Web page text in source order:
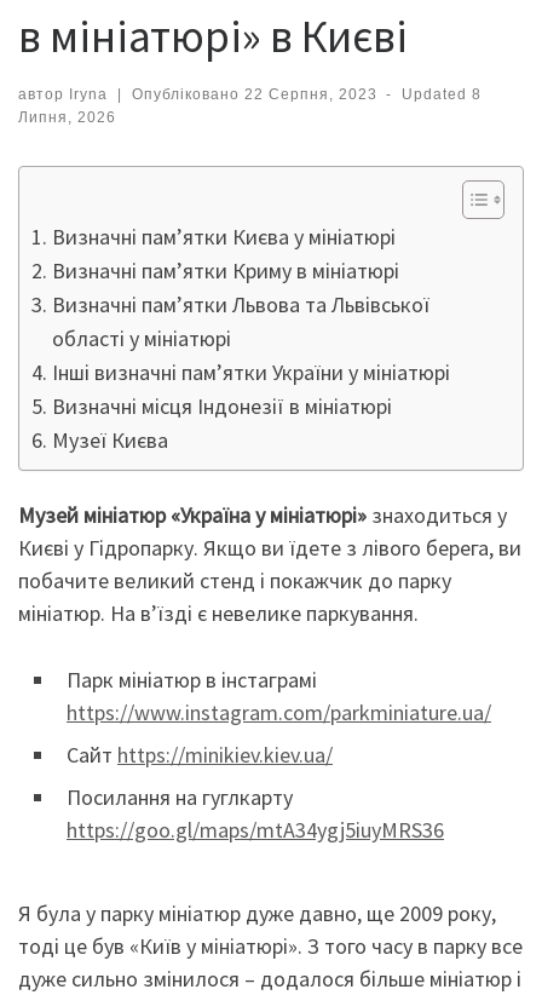
в мініатюрі» в Києві
автор Iryna Опубліковано 22 Серпня, 2023 - Updated8
Липня, 2026
Визначні пам’ятки Києва у мініатюрі
Визначні пам’ятки Криму в мініатюрі
Визначні пам’ятки Львова та Львівської
області у мініатюрі
Інші визначні пам’ятки України у мініатюрі
Визначні місця Індонезії в мініатюрі
Музеї Києва
Музей мініатюр «Україна у мініатюрі» знаходиться у
Києві у Гідропарку. Якщо ви їдете з лівого берега, ви
побачите великий стенд і покажчик до парку
мініатюр. На в’їзді є невелике паркування.
Парк мініатюр в інстаграмі
https://www.instagram.com/parkminiature.ua/
Сайт https://minikiev.kiev.ua/
Посилання на гуглкарту
https://goo.gl/maps/mtA34ygj5iuyMRS36
Я була у парку мініатюр дуже давно, ще 2009 року,
тоді це був «Київ у мініатюрі». З того часу в парку все
дуже сильно змінилося – додалося більше мініатюр і